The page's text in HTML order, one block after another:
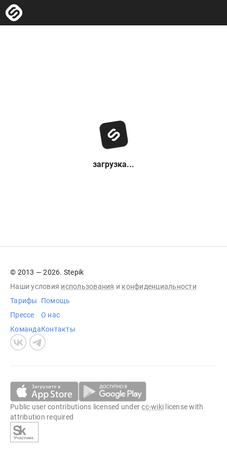
загрузка...
© 2013 — 2026. Stepik
Наши условия использования и конфиденциальности
Тарифы
Прессе
Команда
Помощь
О нас
Контакты
Public user contributions licensed undercc-wiki license with
attribution required